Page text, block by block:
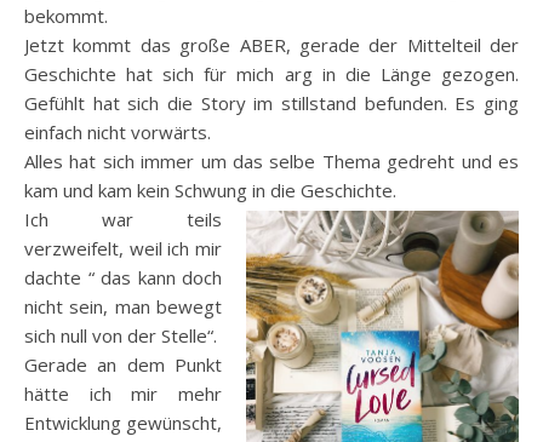
bekommt.
Jetzt kommt das große ABER, gerade der Mittelteil der
Geschichte hat sich für mich arg in die Länge gezogen.
Gefühlt hat sich die Story im stillstand befunden. Es ging
einfach nicht vorwärts.
Alles hat sich immer um das selbe Thema gedreht und es
kam und kam kein Schwung in die Geschichte.
Ich war teils
verzweifelt, weil ich mir
dachte “ das kann doch
nicht sein, man bewegt
sich null von der Stelle“.
Gerade an dem Punkt
hätte ich mir mehr
Entwicklung gewünscht,